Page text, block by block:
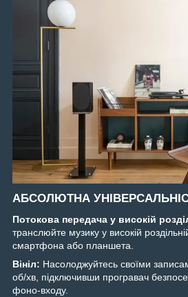
АБСОЛЮТНА
Потокова передача у високій
транслюйте музику у високій
смартфона або планшета.
Вініл: Насолоджуйтесь своїми
об/хв, підключивши програвач
фоно-входу.